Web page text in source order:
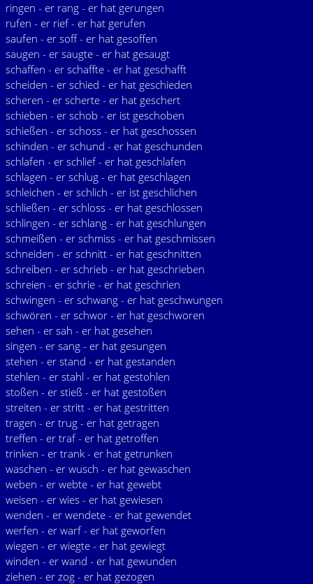
ringen - er rang - er hat gerungen
rufen - er rief - er hat gerufen
saufen - er soff - er hat gesoffen
saugen - er saugte - er hat gesaugt
schaffen - er schaffte - er hat geschafft
scheiden - er schied - er hat geschieden
scheren - er scherte - er hat geschert
schieben - er schob - er ist geschoben
schießen - er schoss - er hat geschossen
schinden - er schund - er hat geschunden
schlafen - er schlief - er hat geschlafen
schlagen - er schlug - er hat geschlagen
schleichen - er schlich - er ist geschlichen
schließen - er schloss - er hat geschlossen
schlingen - er schlang - er hat geschlungen
schmeißen - er schmiss - er hat geschmissen
schneiden - er schnitt - er hat geschnitten
schreiben - er schrieb - er hat geschrieben
schreien - er schrie - er hat geschrien
schwingen - er schwang - er hat geschwungen
schwören - er schwor - er hat geschworen
sehen - er sah - er hat gesehen
singen - er sang - er hat gesungen
stehen - er stand - er hat gestanden
stehlen - er stahl - er hat gestohlen
stoßen - er stieß - er hat gestoßen
streiten - er stritt - er hat gestritten
tragen - er trug - er hat getragen
treffen - er traf - er hat getroffen
trinken - er trank - er hat getrunken
waschen - er wusch - er hat gewaschen
weben - er webte - er hat gewebt
weisen - er wies - er hat gewiesen
wenden - er wendete - er hat gewendet
werfen - er warf - er hat geworfen
wiegen - er wiegte - er hat gewiegt
winden - er wand - er hat gewunden
ziehen - er zog - er hat gezogen